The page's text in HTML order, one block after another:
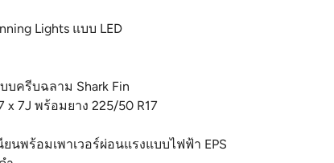
Lights แบบ LED
บครีบฉลาม Shark Fin
7J พร้อมยาง 225/50 R17
นพร้อมเพาเวอร์ผ่อนแรงแบบไฟฟ้า EPS